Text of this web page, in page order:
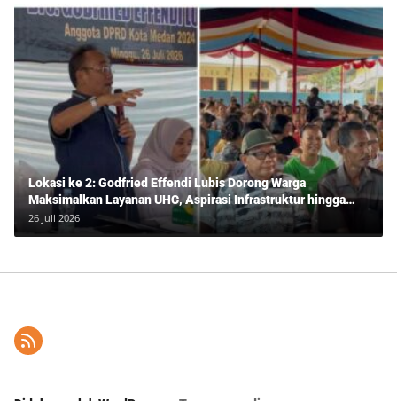
Lokasi ke 2: Godfried Effendi Lubis Dorong Warga
Maksimalkan Layanan UHC, Aspirasi Infrastruktur hingga
Pendidikan Mengemuka dalam Reses Medan Amplas
26 Juli 2026